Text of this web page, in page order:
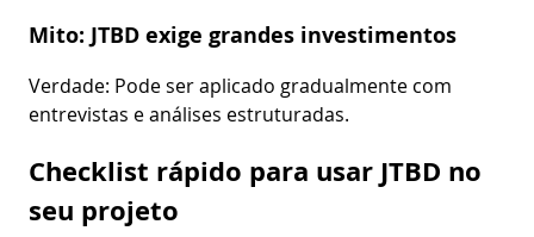
Mito: JTBD exige grandes investimentos
Verdade: Pode ser aplicado gradualmente com
entrevistas e análises estruturadas.
Checklist rápido para usar JTBD no
seu projeto